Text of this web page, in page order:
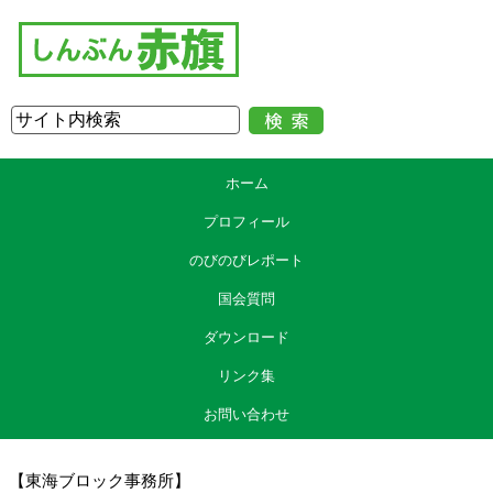
ホーム
プロフィール
のびのびレポート
国会質問
ダウンロード
リンク集
お問い合わせ
【東海ブロック事務所】